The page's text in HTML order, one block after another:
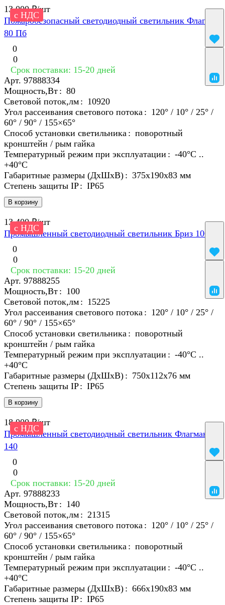
с НДС
13 000 ₽/шт
Пожаробезопасный светодиодный светильник Флагман
80 Пб
0
0
Срок поставки: 15-20 дней
Арт. 97888334
В корзину
Мощность,Вт : 80
Световой поток,лм : 10920
Угол рассеивания светового потока : 120° / 10° / 25° /
60° / 90° / 155×65°
Способ установки светильника : поворотный
кронштейн / рым гайка
Температурный режим при эксплуатации : -40°С ..
+40°C
Габаритные размеры (ДхШхВ) : 375х190х83 мм
Степень защиты IP : IP65
с НДС
13 400 ₽/шт
Промышленный светодиодный светильник Бриз 100
0
0
Срок поставки: 15-20 дней
Арт. 97888255
В корзину
Мощность,Вт : 100
Световой поток,лм : 15225
Угол рассеивания светового потока : 120° / 10° / 25° /
60° / 90° / 155×65°
Способ установки светильника : поворотный
кронштейн / рым гайка
Температурный режим при эксплуатации : -40°С ..
+40°C
Габаритные размеры (ДхШхВ) : 750х112х76 мм
Степень защиты IP : IP65
с НДС
18 000 ₽/шт
Промышленный светодиодный светильник Флагман
140
0
0
Срок поставки: 15-20 дней
Арт. 97888233
Мощность,Вт : 140
Световой поток,лм : 21315
Угол рассеивания светового потока : 120° / 10° / 25° /
60° / 90° / 155×65°
Способ установки светильника : поворотный
кронштейн / рым гайка
Температурный режим при эксплуатации : -40°С ..
+40°C
Габаритные размеры (ДхШхВ) : 666х190х83 мм
Степень защиты IP : IP65